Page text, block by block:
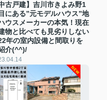
中古戸建】吉川市きよみ野1
にある”元モデルハウス”地
ウスメーカーの本気！現在
物と比べても見劣りしない
年の室内設備と間取りを
介(^^)/